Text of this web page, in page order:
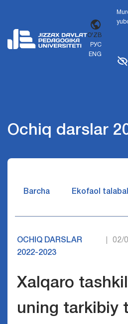
O'ZB
РУС
ENG
Ochiq darslar
Barcha Ekofaol
OCHIQ DARSLAR
2022-2023
02/
Xalqaro
uning tarkibiy